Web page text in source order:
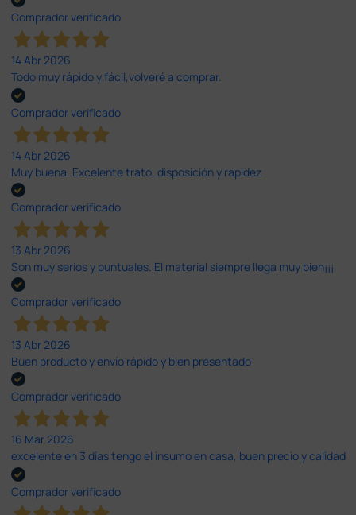
Comprador verificado
14 Abr 2026
Todo muy rápido y fácil,volveré a comprar.
Comprador verificado
14 Abr 2026
Muy buena. Excelente trato, disposición y rapidez
Comprador verificado
13 Abr 2026
Son muy serios y puntuales. El material siempre llega muy bien¡¡¡
Comprador verificado
13 Abr 2026
Buen producto y envío rápido y bien presentado
Comprador verificado
16 Mar 2026
excelente en 3 días tengo el insumo en casa, buen precio y calidad
Comprador verificado